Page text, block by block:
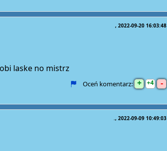
2022-09-20 16:03:48
laske no mistrz
Oceń komentarz: + 4 -
. 2022-09-09 10:49:03